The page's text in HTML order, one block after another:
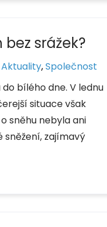
bez srážek?
Aktuality,Společnost
bílého dne. V lednu
situace však
sněhu nebyla ani
sněžení, zajímavý